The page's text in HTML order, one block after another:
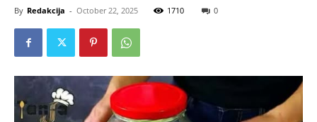
By Redakcija - October 22, 2025 1710 0